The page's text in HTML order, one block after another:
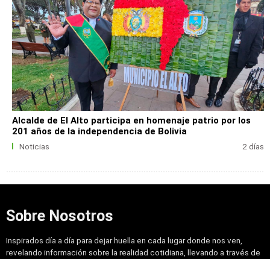
Alcalde de El Alto participa en homenaje patrio por los
201 años de la independencia de Bolivia
Noticias 2 días
Sobre Nosotros
Inspirados día a día para dejar huella en cada lugar donde nos ven,
revelando información sobre la realidad cotidiana, llevando a través de